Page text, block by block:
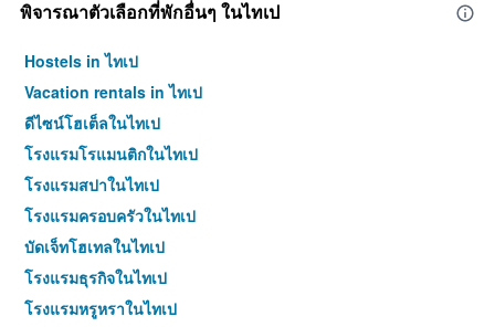
พิจารณาตัวเลือกที่พักอื่นๆ ในไทเป
Hostels in ไทเป
Vacation rentals in ไทเป
ดีไซน์โฮเต็ลในไทเป
โรงแรมโรแมนติกในไทเป
โรงแรมสปาในไทเป
โรงแรมครอบครัวในไทเป
บัดเจ็ทโฮเทลในไทเป
โรงแรมธุรกิจในไทเป
โรงแรมหรูหราในไทเป